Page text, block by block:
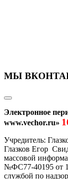
МЫ
Электронное
www.vechor.ru»
Учредитель:
Глазков Егор
массовой
№ФС77-40195 от
службой по